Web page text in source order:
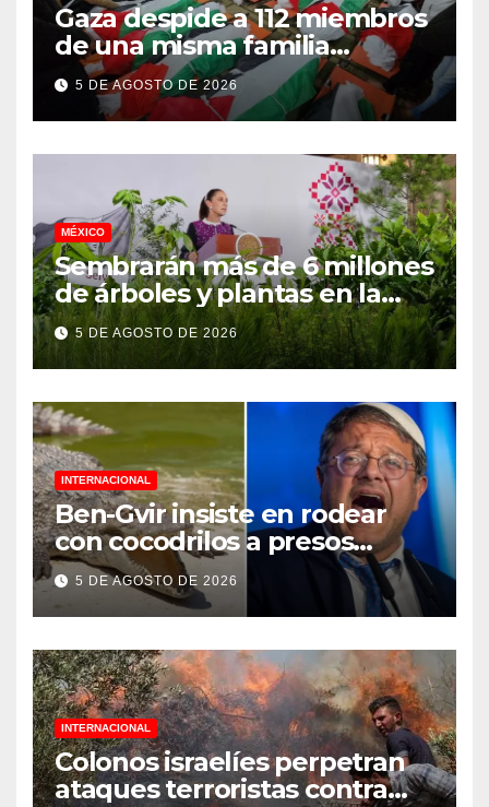
Gaza despide a 112 miembros
de una misma familia
asesinados durante el
genocidio
5 DE AGOSTO DE 2026
MÉXICO
Sembrarán más de 6 millones
de árboles y plantas en la
Jornada Nacional de
Reforestación 2026
5 DE AGOSTO DE 2026
INTERNACIONAL
Ben-Gvir insiste en rodear
con cocodrilos a presos
palestinos
5 DE AGOSTO DE 2026
INTERNACIONAL
Colonos israelíes perpetran
ataques terroristas contra